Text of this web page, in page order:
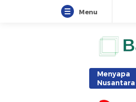
Menu
Menyapa
Nusantara